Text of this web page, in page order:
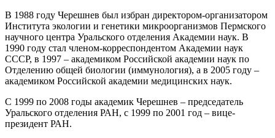
В 1988 году Черешнев был избран директором-организатором
Института экологии и генетики микроорганизмов Пермского
научного центра Уральского отделения Академии наук. В
1990 году стал членом-корреспондентом Академии наук
СССР, в 1997 – академиком Российской академии наук по
Отделению общей биологии (иммунология), а в 2005 году –
академиком Российской академии медицинских наук.
С 1999 по 2008 годы академик Черешнев – председатель
Уральского отделения РАН, с 1999 по 2001 год – вице-
президент РАН.